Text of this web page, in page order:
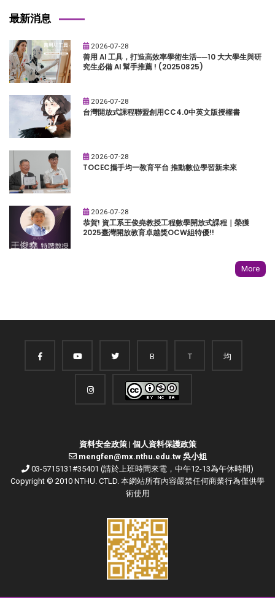
最新消息
2026-07-28
善用 AI 工具，打造高效率學術生活──10 大大學生與研
究生必備 AI 幫手推薦 ! (20250825)
2026-07-28
台灣開放式課程聯盟創用CC4.0中英文版授權書
2026-07-28
TOCEC攜手均一教育平台 推動數位學習新未來
2026-07-28
恭賀! 資工系王俊堯教授工程數學開放式課程｜榮獲
2025臺灣開放教育卓越獎OCW組特優!!
More
B T 均
資料安全政策| 個人資料保護政策
mengfen@mx.nthu.edu.tw 吳小姐
03-5715131#35401 (請於上班時間來電，中午12-13為午休時間)
Copyright © 2010 NTHU. CTLD. 本網站所有內容嚴禁任何商業行為僅供學
術使用